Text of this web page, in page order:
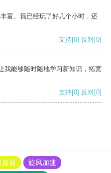
富。我已经玩了好几个小时，还
支持[0] 反对[0]
我能够随时随地学习新知识，拓宽
支持[0] 反对[0]
度器
旋风加速